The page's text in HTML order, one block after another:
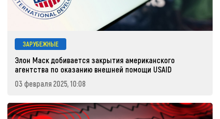
ЗАРУБЕЖНЫЕ
Элон Маск добивается закрытия американского
агентства по оказанию внешней помощи USAID
03 февраля 2025, 10:08